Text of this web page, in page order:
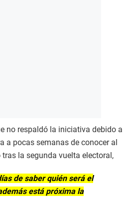
no respaldó la iniciativa debido a
a pocas semanas de conocer al
la segunda vuelta electoral,
de saber quién será el
está próxima la